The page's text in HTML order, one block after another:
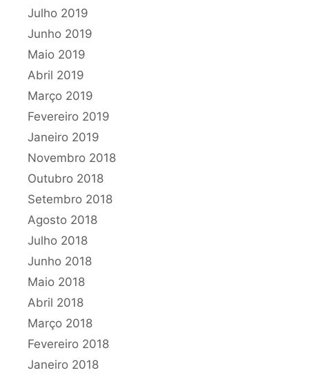
Julho 2019
Junho 2019
Maio 2019
Abril 2019
Março 2019
Fevereiro 2019
Janeiro 2019
Novembro 2018
Outubro 2018
Setembro 2018
Agosto 2018
Julho 2018
Junho 2018
Maio 2018
Abril 2018
Março 2018
Fevereiro 2018
Janeiro 2018